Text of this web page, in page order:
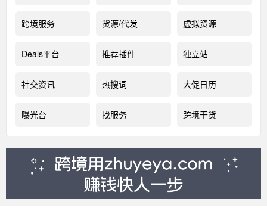
跨境服务 货源/代发 虚拟资源
Deals平台 推荐插件 独立站
社交资讯 热搜词 大促日历
曝光台 找服务 跨境干货